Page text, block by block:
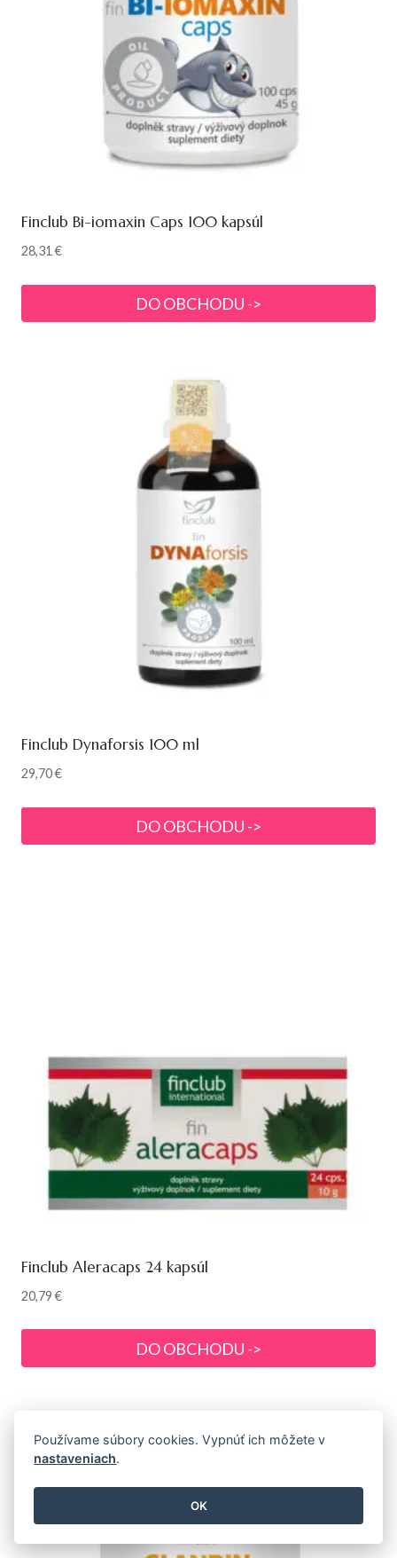
Finclub Bi-iomaxin Caps 100 kapsúl
28,31€
DO OBCHODU ->
Finclub Dynaforsis 100 ml
29,70€
DO OBCHODU ->
Finclub Aleracaps 24 kapsúl
20,79€
DO OBCHODU ->
Používame súbory cookies. Vypnúť ich môžete v
nastaveniach.
OK